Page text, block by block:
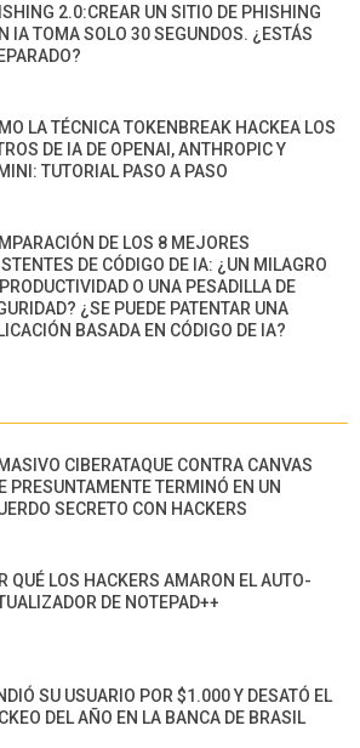
2.0:CREAR UN SITIO DE PHISHING
IA TOMA SOLO 30 SEGUNDOS. ¿ESTÁS
LA TÉCNICA TOKENBREAK HACKEA LOS
DE IA DE OPENAI, ANTHROPIC Y
TUTORIAL PASO A PASO
DE LOS 8 MEJORES
DE CÓDIGO DE IA: ¿UN MILAGRO
O UNA PESADILLA DE
¿SE PUEDE PATENTAR UNA
BASADA EN CÓDIGO DE IA?
CIBERATAQUE CONTRA CANVAS
PRESUNTAMENTE TERMINÓ EN UN
SECRETO CON HACKERS
QUÉ LOS HACKERS AMARON EL AUTO-
DE NOTEPAD++
SU USUARIO POR $1.000 Y DESATÓ EL
DEL AÑO EN LA BANCA DE BRASIL